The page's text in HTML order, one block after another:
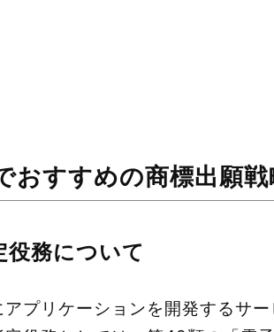
おすすめの商標出願戦
役務について
プリケーションを開発するサ